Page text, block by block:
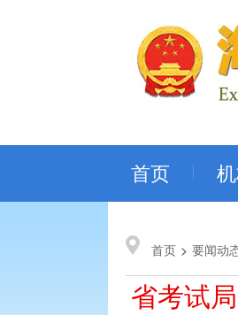
首页
首页 > 要闻动
省考试